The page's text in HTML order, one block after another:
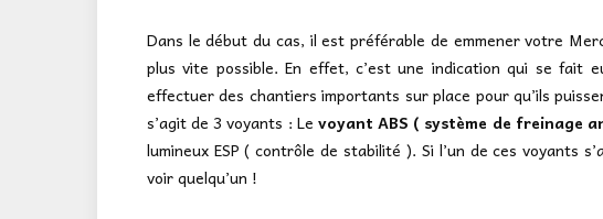
Dans le début du cas, il est préférable de emmener votre
plus vite possible. En effet, c’est une indication qui se fait
effectuer des chantiers importants sur place pour qu’ils
s’agit de 3 voyants : Le voyant ABS ( système de freinage
lumineux ESP ( contrôle de stabilité ). Si l’un de ces voyants
voir quelqu’un !